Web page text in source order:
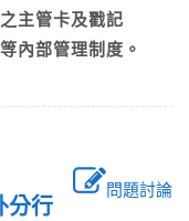
主管卡及戳記
內部管理制度。
問題討論
分行